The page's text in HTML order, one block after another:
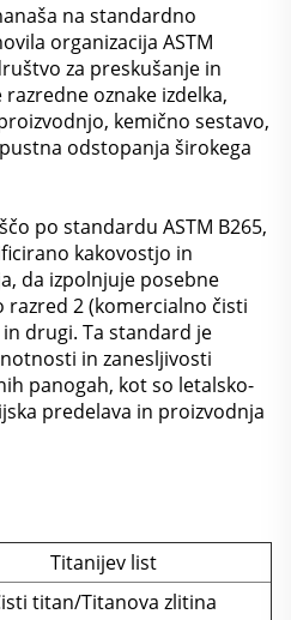
na standardno
organizacija ASTM
za preskušanje in
oznake izdelka,
kemično sestavo,
odstopanja širokega
po standardu ASTM B265,
kakovostjo in
da izpolnjuje posebne
razred 2 (komercialno čisti
drugi. Ta standard je
in zanesljivosti
panogah, kot so letalsko-
predelava in proizvodnja
Titanijev list
titan/Titanova zlitina